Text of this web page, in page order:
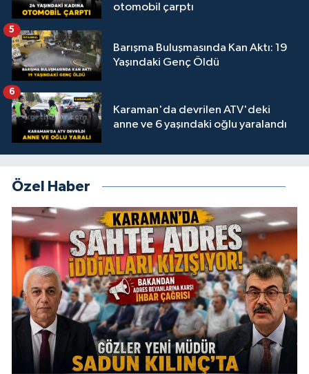
otomobil çarptı
Barışma Buluşmasında Kan Aktı: 19
Yaşındaki Genç Öldü
5
Karaman'da devrilen ATV'deki
anne ve 6 yaşındaki oğlu yaralandı
6
Özel Haber